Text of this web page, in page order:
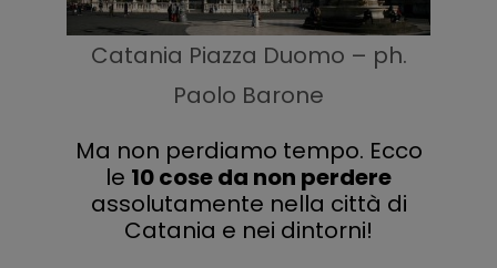
Catania Piazza Duomo – ph.
Paolo Barone
Ma non perdiamo tempo. Ecco
le 10 cose da non perdere
assolutamente nella città di
Catania e nei dintorni!